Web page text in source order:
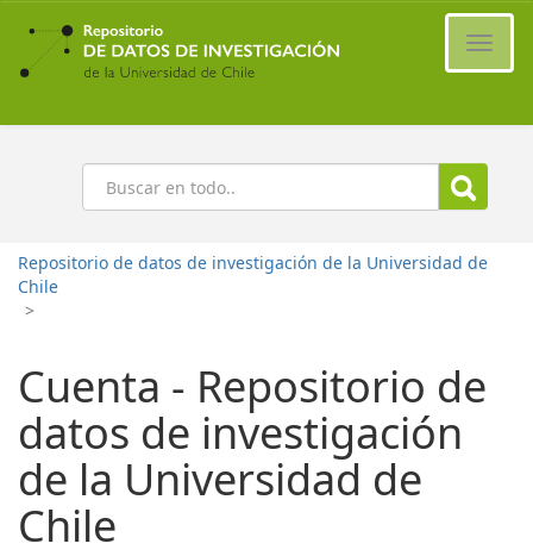
Ir
contenido
principal
Buscar
Repositorio de datos de investigación de la Universidad de
Chile
>
Cuenta - Repositorio de
datos de investigación
de la Universidad de
Chile